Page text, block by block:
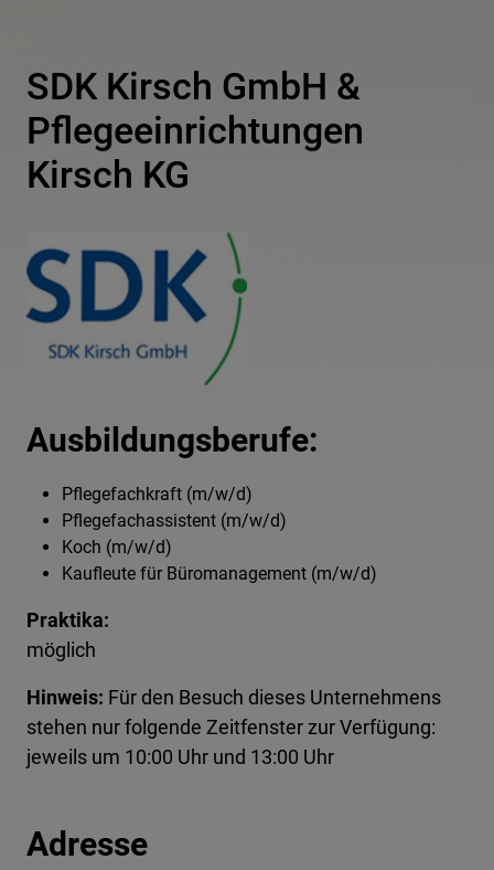
SDK Kirsch GmbH &
Pflegeeinrichtungen
Kirsch KG
Ausbildungsberufe:
Pflegefachkraft (m/w/d)
Pflegefachassistent (m/w/d)
Koch (m/w/d)
Kaufleute für Büromanagement (m/w/d)
Praktika:
möglich
Hinweis: Für den Besuch dieses Unternehmens
stehen nur folgende Zeitfenster zur Verfügung:
jeweils um 10:00 Uhr und 13:00 Uhr
Adresse